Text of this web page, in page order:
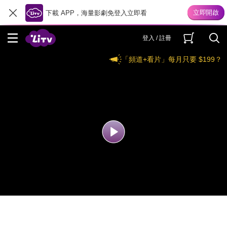
下載 APP，海量影劇免登入立即看
登入 / 註冊
「頻道+看片」每月只要 $199？